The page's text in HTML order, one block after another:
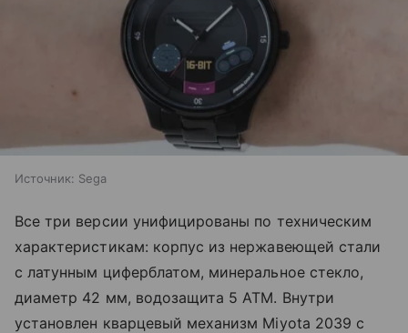
Источник: Sega
Все три версии унифицированы по техническим
характеристикам: корпус из нержавеющей стали
с латунным циферблатом, минеральное стекло,
диаметр 42 мм, водозащита 5 ATM. Внутри
установлен кварцевый механизм Miyota 2039 с